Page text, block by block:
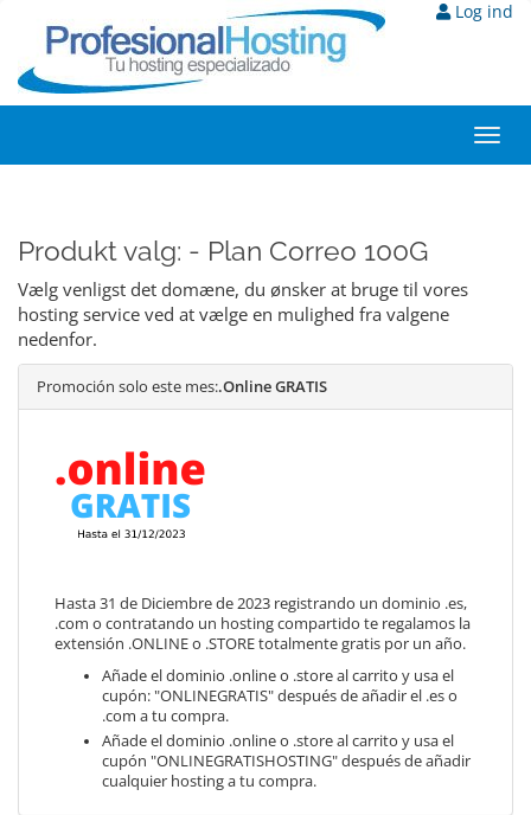
Log ind
Produkt valg: - Plan Correo 100G
Vælg venligst det domæne, du ønsker at bruge til vores
hosting service ved at vælge en mulighed fra valgene
nedenfor.
Promoción solo este mes:.Online GRATIS
Hasta 31 de Diciembre de 2023 registrando un dominio .es,
.com o contratando un hosting compartido te regalamos la
extensión .ONLINE o .STORE totalmente gratis por un año.
Añade el dominio .online o .store al carrito y usa el
cupón: "ONLINEGRATIS" después de añadir el .es o
.com a tu compra.
Añade el dominio .online o .store al carrito y usa el
cupón "ONLINEGRATISHOSTING" después de añadir
cualquier hosting a tu compra.